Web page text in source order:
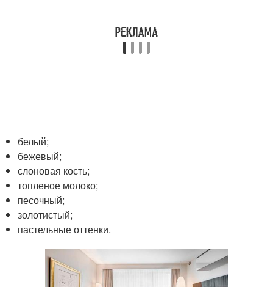
белый;
бежевый;
слоновая кость;
топленое молоко;
песочный;
золотистый;
пастельные оттенки.